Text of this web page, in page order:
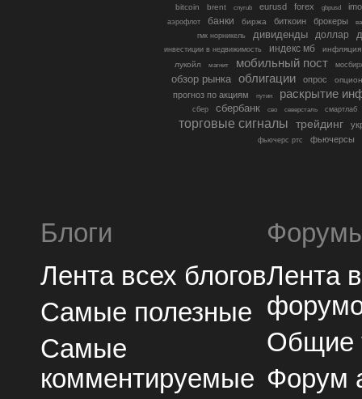
bitcoin brent cnyrub eurusd forex gbpusd
аэрофлот банки биржа биткоин брокеры
гмк норникель
дивиденды доллар
инвестиции в недвижимость индекс мб
инфляция
лукойл
магнит мобильный пост
обзор рынка облигации опрос
прогноз по акциям путин раскрытие
сбер сбербанк сво северсталь смартлаб
торговые сигналы трейдинг
фьючерс ртс фьючерсы
Блоги
Лента всех блогов
Самые полезные
Самые
комментируемые
Лента
Общие
Форум